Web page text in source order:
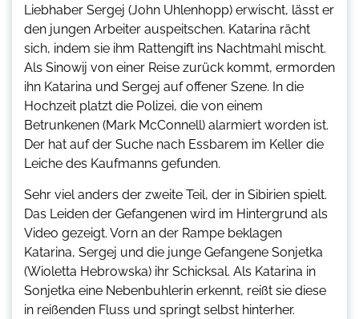
Liebhaber Sergej (John Uhlenhopp) erwischt, lässt er
den jungen Arbeiter auspeitschen. Katarina rächt
sich, indem sie ihm Rattengift ins Nachtmahl mischt.
Als Sinowij von einer Reise zurück kommt, ermorden
ihn Katarina und Sergej auf offener Szene. In die
Hochzeit platzt die Polizei, die von einem
Betrunkenen (Mark McConnell) alarmiert worden ist.
Der hat auf der Suche nach Essbarem im Keller die
Leiche des Kaufmanns gefunden.
Sehr viel anders der zweite Teil, der in Sibirien spielt.
Das Leiden der Gefangenen wird im Hintergrund als
Video gezeigt. Vorn an der Rampe beklagen
Katarina, Sergej und die junge Gefangene Sonjetka
(Wioletta Hebrowska) ihr Schicksal. Als Katarina in
Sonjetka eine Nebenbuhlerin erkennt, reißt sie diese
in reißenden Fluss und springt selbst hinterher.